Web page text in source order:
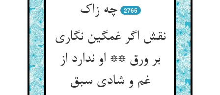
چه زاک‌‌
2765
نقش اگر غمگین نگاری
بر ورق ** او ندارد از